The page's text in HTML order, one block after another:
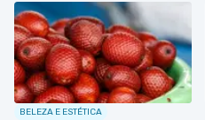
BELEZA E ESTÉTICA